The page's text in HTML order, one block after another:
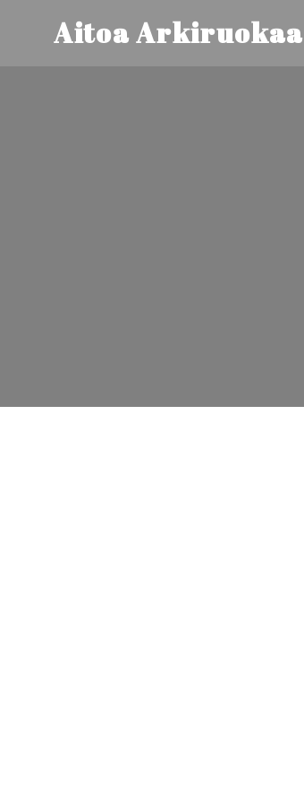
Aitoa Arkiruokaa